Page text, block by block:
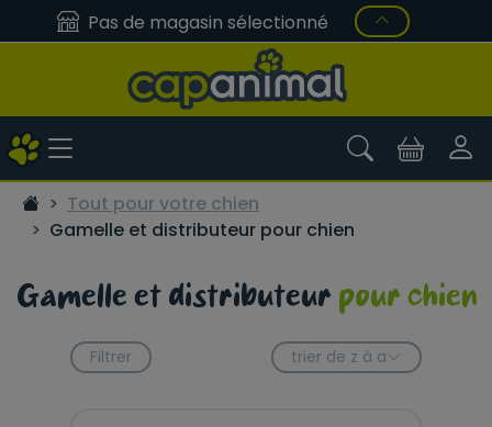
Pas de magasin sélectionné
Tout pour votre chien
Gamelle et distributeur pour chien
Gamelle et distributeur pour chien
Filtrer trier de z à a